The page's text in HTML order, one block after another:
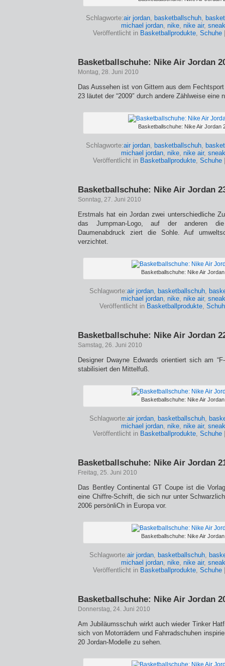
Schlagworte:air jordan, basketballschuh,
michael jordan, nike, nike air,
Veröffentlicht in Basketballprodukte, Schuhe
Basketballschuhe: Nike Air Jordan
Montag, 28. Juni 2010
Das Aussehen ist von Gittern aus dem
23 läutet der “2009″ durch andere Zählweise eine
Basketballschuhe: Nike Air Jordan
Schlagworte:air jordan, basketballschuh,
michael jordan, nike, nike air,
Veröffentlicht in Basketballprodukte, Schuhe
Basketballschuhe: Nike Air Jordan
Sonntag, 27. Juni 2010
Erstmals hat ein Jordan zwei unterschiedliche
das Jumpman-Logo, auf der anderen
Daumenabdruck ziert die Sohle. Auf
verzichtet.
Basketballschuhe: Nike Air
Schlagworte:air jordan, basketballschuh,
michael jordan, nike, nike air,
Veröffentlicht in Basketballprodukte,
Basketballschuhe: Nike Air Jordan
Samstag, 26. Juni 2010
Designer Dwayne Edwards orientiert sich am
stabilisiert den Mittelfuß.
Basketballschuhe: Nike Air
Schlagworte:air jordan, basketballschuh,
michael jordan, nike, nike air,
Veröffentlicht in Basketballprodukte, Schuhe
Basketballschuhe: Nike Air Jordan
Freitag, 25. Juni 2010
Das Bentley Continental GT Coupe ist die
eine Chiffre-Schrift, die sich nur unter
2006 persönliCh in Europa vor.
Basketballschuhe: Nike Air
Schlagworte:air jordan, basketballschuh,
michael jordan, nike, nike air,
Veröffentlicht in Basketballprodukte, Schuhe
Basketballschuhe: Nike Air Jordan
Donnerstag, 24. Juni 2010
Am Jubiläumsschuh wirkt auch wieder Tinker
sich von Motorrädern und Fahrradschuhen
20 Jordan-Modelle zu sehen.